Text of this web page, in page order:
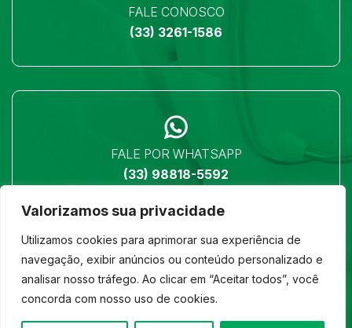
Valorizamos sua privacidade
Utilizamos cookies para aprimorar sua experiência de
navegação, exibir anúncios ou conteúdo personalizado e
analisar nosso tráfego. Ao clicar em “Aceitar todos”, você
concorda com nosso uso de cookies.
FALE CONOSCO
(33) 3261-1586
FALE POR WHATSAPP
(33) 98818-5592
LOCALIZAÇÃO